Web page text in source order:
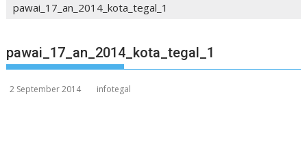
pawai_17_an_2014_kota_tegal_1
pawai_17_an_2014_kota_tegal_1
2 September 2014 infotegal